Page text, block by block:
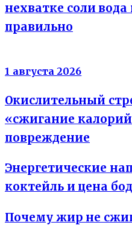
нехватке соли вода
правильно
1 августа 2026
Окислительный
«сжигание
повреждение
Энергетические
коктейль и цена
Почему жир не